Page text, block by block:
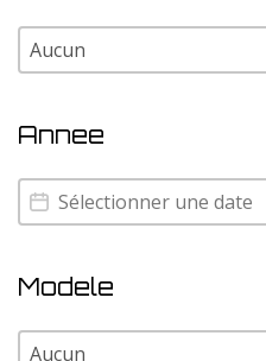
Couleur
Couleur
Annee
Annee
Annee
Modele
Modele
Modele